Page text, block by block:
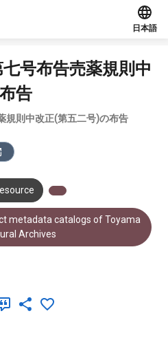
日本語
号布告売薬規則中
告
規則中改正(第五二号)の布告
metadata catalogs of Toyama
Archives